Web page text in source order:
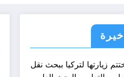
زيارتها لتركيا ببحث نقل